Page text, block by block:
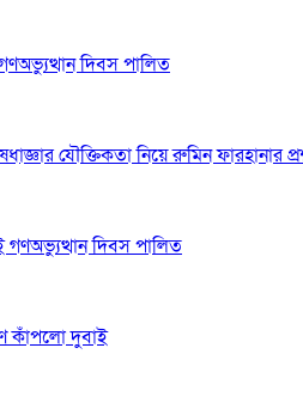
দিবস পালিত
যৌক্তিকতা নিয়ে রুমিন ফারহানার
গণঅভ্যুত্থান দিবস পালিত
কাঁপলো দুবাই